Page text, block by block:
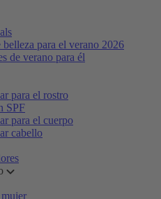
belleza para el verano 2026
de verano para él
para el rostro
SPF
para el cuerpo
cabello